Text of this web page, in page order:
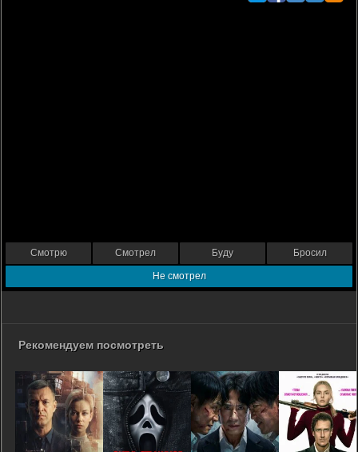
Смотрю Смотрел Буду Бросил
Не смотрел
Рекомендуем посмотреть